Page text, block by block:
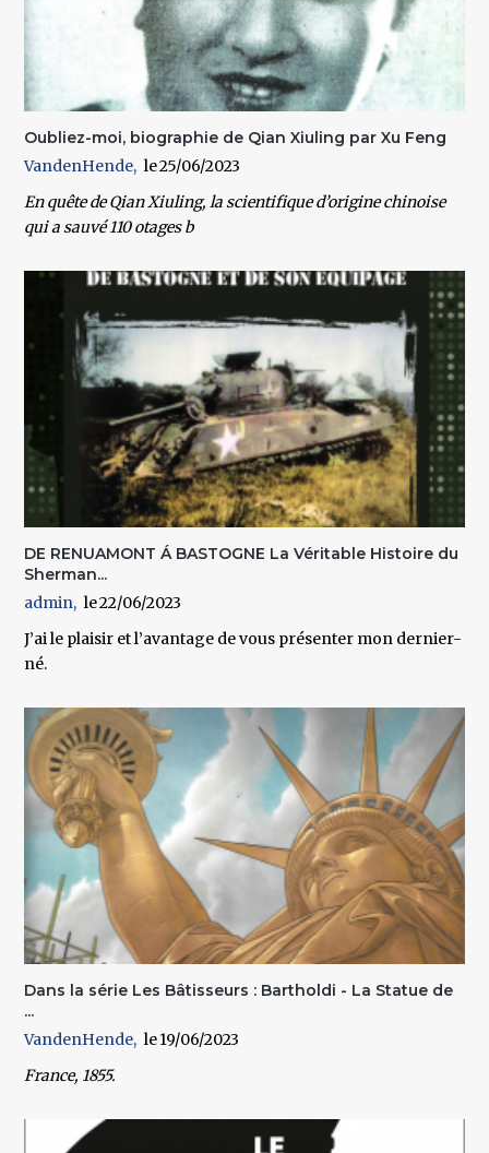
Oubliez-moi, biographie de Qian Xiuling par Xu Feng
VandenHende
25/06/2023
En quête de Qian Xiuling, la scientifique d’origine chinoise
qui a sauvé 110 otages b
DE RENUAMONT Á BASTOGNE La Véritable Histoire du
Sherman...
admin
22/06/2023
J’ai le plaisir et l’avantage de vous présenter mon dernier-
né.
Dans la série Les Bâtisseurs : Bartholdi - La Statue de
...
VandenHende
19/06/2023
France, 1855.